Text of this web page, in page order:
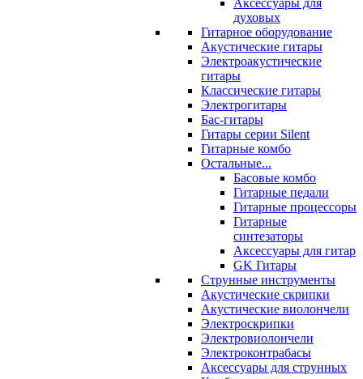
Аксессуары для
духовых
Гитарное оборудование
Акустические гитары
Электроакустические
гитары
Классические гитары
Электрогитары
Бас-гитары
Гитары серии Silent
Гитарные комбо
Остальные...
Басовые комбо
Гитарные педали
Гитарные процессоры
Гитарные
синтезаторы
Аксессуары для гитар
GK Гитары
Струнные инструменты
Акустические скрипки
Акустические виолончели
Электроскрипки
Электровиолончели
Электроконтрабасы
Аксессуары для струнных